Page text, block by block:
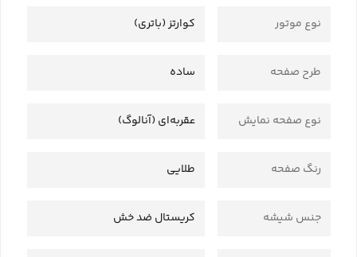
نوع موتور کوارتز (باتری)
طرح صفحه ساده
نوع صفحه نمایش عقربه‌ای (آنالوگ)
رنگ صفحه طلایی
جنس شیشه کریستال ضد خش